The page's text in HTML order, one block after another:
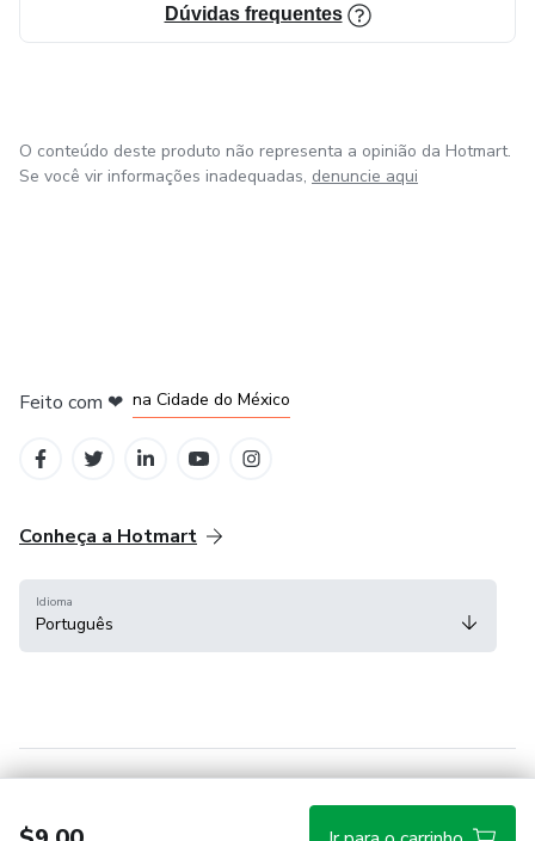
Dúvidas frequentes
O conteúdo deste produto não representa a opinião da Hotmart.
Se você vir informações inadequadas, denuncie aqui
Feito com ❤ na Cidade do México
Conheça a Hotmart
Idioma
Português